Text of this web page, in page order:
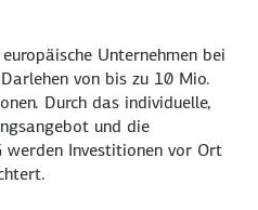
Unternehmen bei
von bis zu 10 Mio.
Durch das individuelle,
und die
werden Investitionen vor Ort